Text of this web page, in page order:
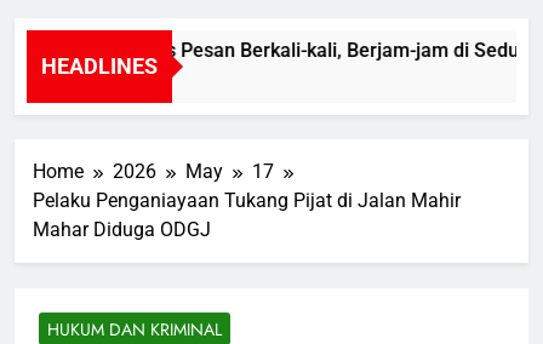
HEADLINES
Tak Harus Pesan Berkali-kali, Berjam-jam di Seduh Asa
3 Hours Ago
Home 2026 May
17
Pelaku Penganiayaan Tukang Pijat di Jalan Mahir
Mahar Diduga ODGJ
HUKUM DAN KRIMINAL